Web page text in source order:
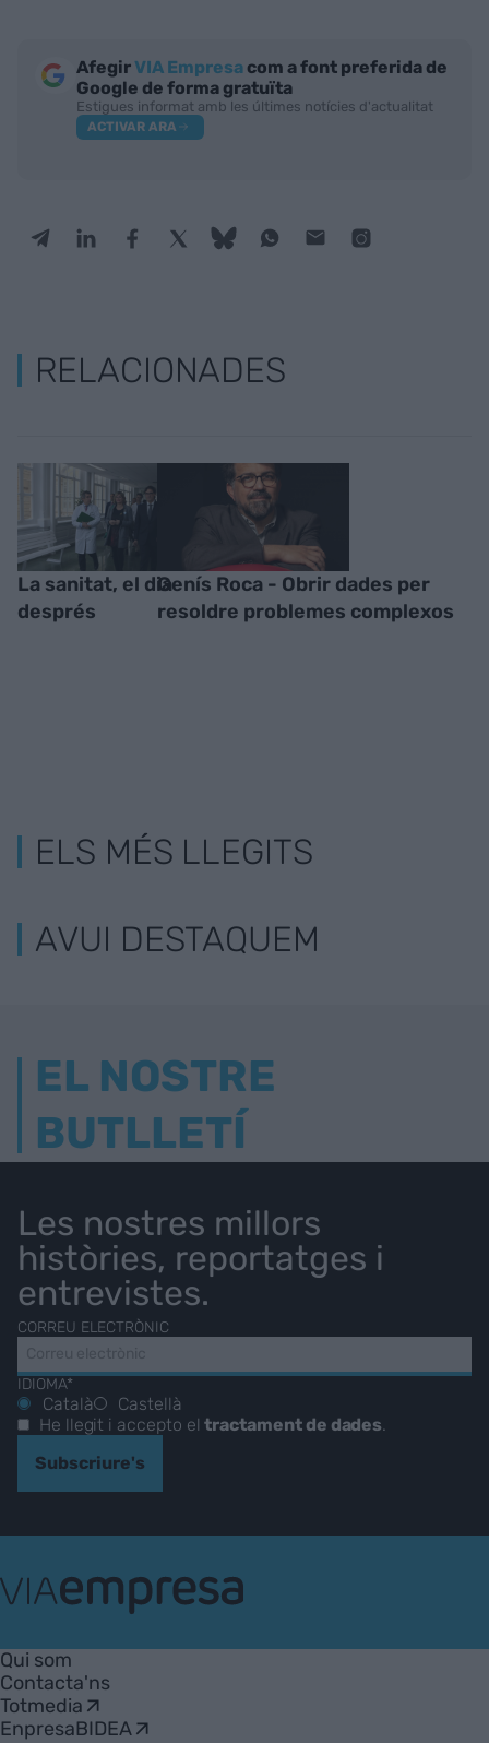
AfegirVIA Empresa com a font preferida de
Google de forma gratuïta
Estigues informat amb les últimes notícies d'actualitat
ACTIVAR ARA
RELACIONADES
La sanitat, el dia
després
Genís Roca - Obrir dades per
resoldre problemes complexos
ELS MÉS LLEGITS
AVUI DESTAQUEM
EL NOSTRE
BUTLLETÍ
Les nostres millors
històries, reportatges i
entrevistes.
CORREU ELECTRÒNIC
IDIOMA*
Català
Castellà
He llegit i accepto eltractament de dades
Subscriure's
Empresa
Qui som
Contacta'ns
Totmedia
EnpresaBIDEA